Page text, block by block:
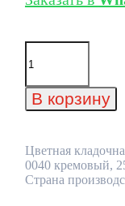
Количество
товара
кладочная
смесь
Perel
SL
0040
В корзину
Цветная
0040 кремовый,
Страна